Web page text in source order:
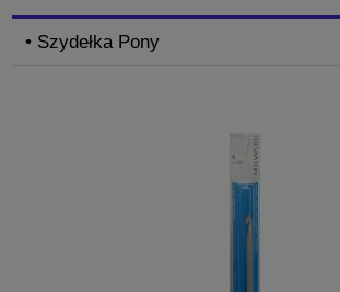
• Szydełka Pony